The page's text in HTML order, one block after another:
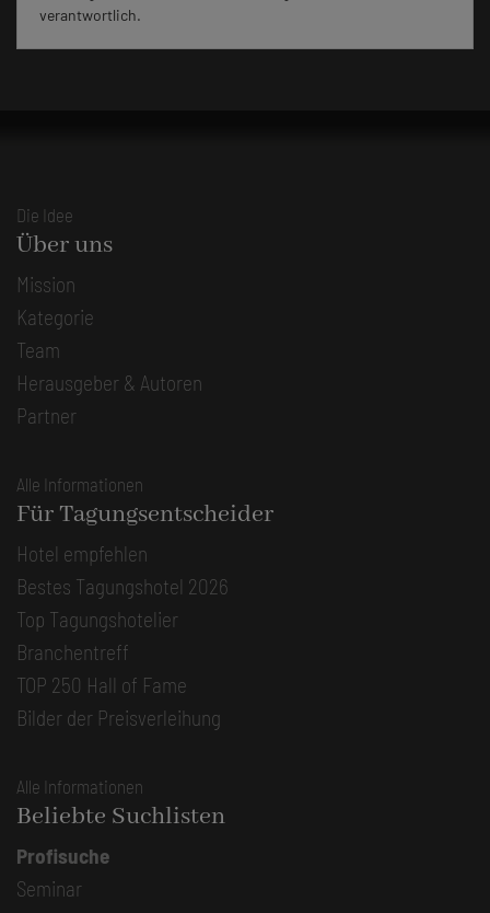
verantwortlich.
Die Idee
Über uns
Mission
Kategorie
Team
Herausgeber & Autoren
Partner
Alle Informationen
Für Tagungsentscheider
Hotel empfehlen
Bestes Tagungshotel 2026
Top Tagungshotelier
Branchentreff
TOP 250 Hall of Fame
Bilder der Preisverleihung
Alle Informationen
Beliebte Suchlisten
Profisuche
Seminar